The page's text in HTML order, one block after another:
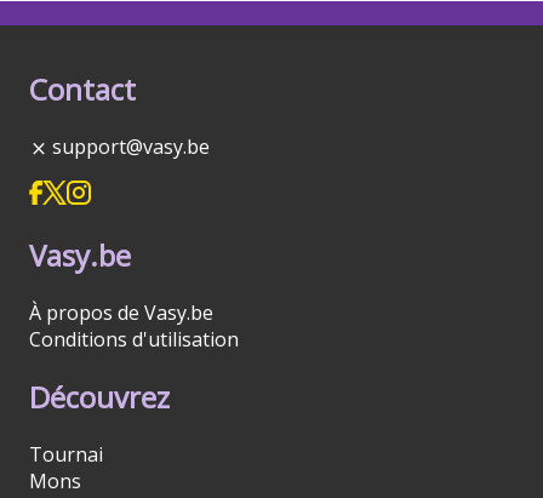
Contact
support@vasy.be
Vasy.be
À propos de Vasy.be
Conditions d'utilisation
Découvrez
Tournai
Mons